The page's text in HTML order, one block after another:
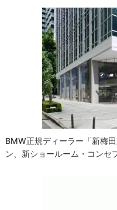
BMW正規ディーラー「新梅
ン、新ショールーム・コンセ